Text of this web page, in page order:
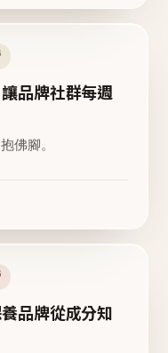
品牌社群每週
佛腳。
品牌從成分知